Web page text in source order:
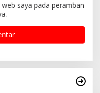
saya pada peramban